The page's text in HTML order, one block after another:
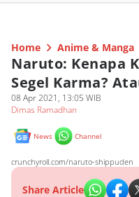
Home Anime & Manga
Naruto: Kenapa
Segel Karma?
08 Apr 2021, 13:05 WIB
Dimas Ramadhan
News Channel
crunchyroll.com/naruto-shippuden
Share Article